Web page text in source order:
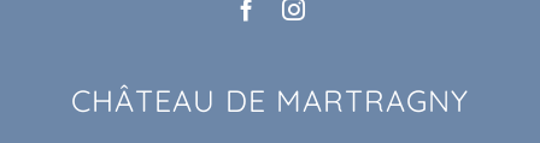
CHÂTEAU DE MARTRAGNY